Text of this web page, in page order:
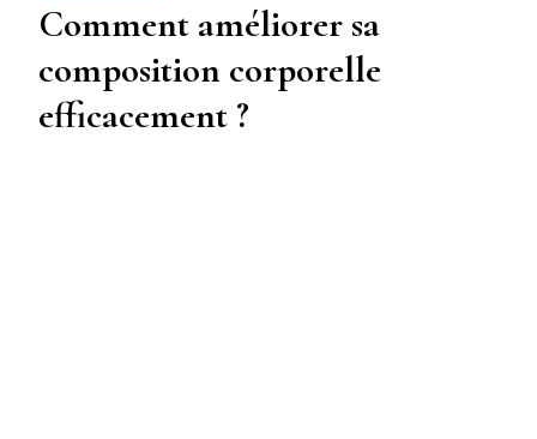
Comment améliorer sa
composition corporelle
efficacement ?